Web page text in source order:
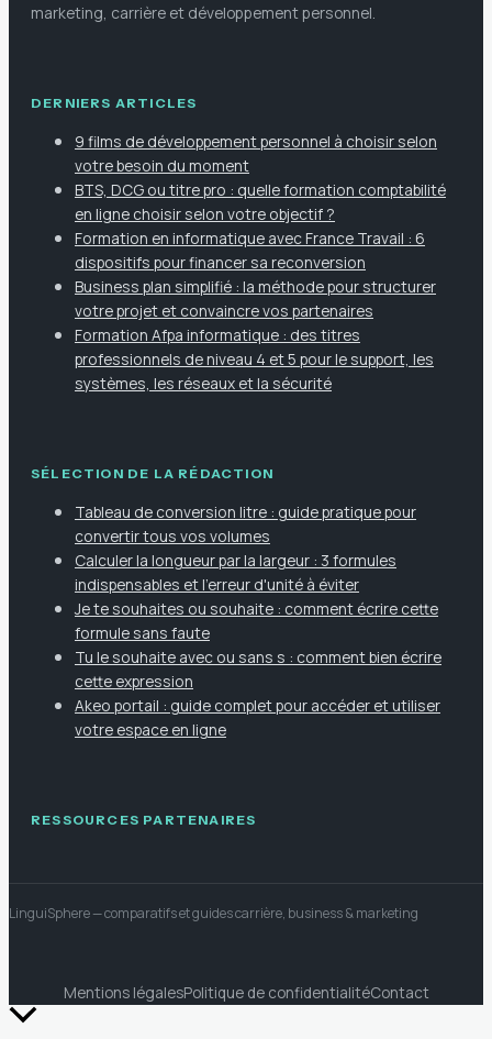
marketing, carrière et développement personnel.
DERNIERS ARTICLES
9 films de développement personnel à choisir selon
votre besoin du moment
BTS, DCG ou titre pro : quelle formation comptabilité
en ligne choisir selon votre objectif ?
Formation en informatique avec France Travail : 6
dispositifs pour financer sa reconversion
Business plan simplifié : la méthode pour structurer
votre projet et convaincre vos partenaires
Formation Afpa informatique : des titres
professionnels de niveau 4 et 5 pour le support, les
systèmes, les réseaux et la sécurité
SÉLECTION DE LA RÉDACTION
Tableau de conversion litre : guide pratique pour
convertir tous vos volumes
Calculer la longueur par la largeur : 3 formules
indispensables et l'erreur d'unité à éviter
Je te souhaites ou souhaite : comment écrire cette
formule sans faute
Tu le souhaite avec ou sans s : comment bien écrire
cette expression
Akeo portail : guide complet pour accéder et utiliser
votre espace en ligne
RESSOURCES PARTENAIRES
LinguiSphere— comparatifs et guides carrière, business & marketing
Mentions légalesPolitique de confidentialitéContact